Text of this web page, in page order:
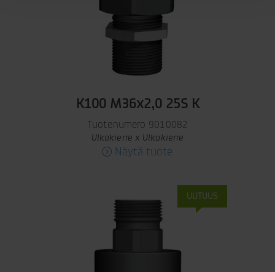
K100 M36x2,0 25S K
Tuotenumero 9010082
Ulkokierre x Ulkokierre
Näytä tuote
UUTUUS